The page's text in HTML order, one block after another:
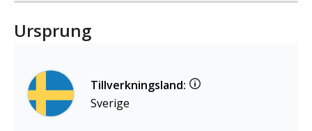
Ursprung
Tillverkningsland:
Sverige